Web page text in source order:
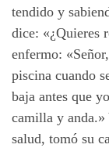
tendido y
dice: «¿Quieres
enfermo:
piscina cuando
baja antes que
camilla y
salud, tomó su